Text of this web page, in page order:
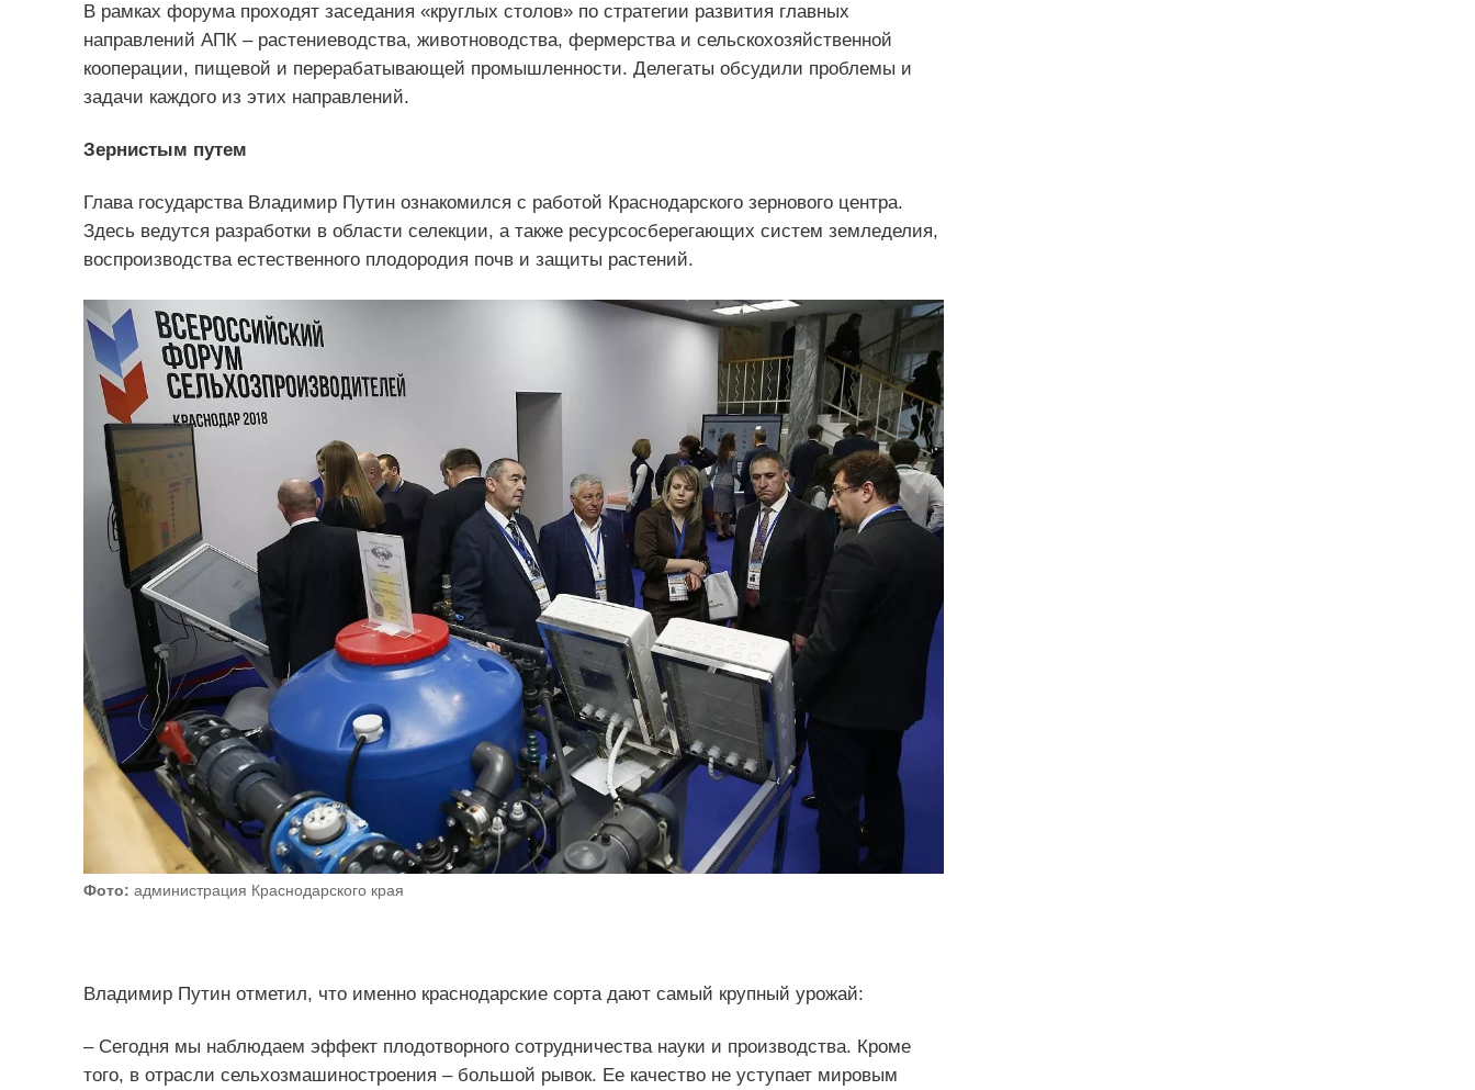
В рамках форума проходят заседания «круглых столов» по стратегии развития главных
направлений АПК – растениеводства, животноводства, фермерства и сельскохозяйственной
кооперации, пищевой и перерабатывающей промышленности. Делегаты обсудили проблемы и
задачи каждого из этих направлений.
Зернистым путем
Глава государства Владимир Путин ознакомился с работой Краснодарского зернового центра.
Здесь ведутся разработки в области селекции, а также ресурсосберегающих систем земледелия,
воспроизводства естественного плодородия почв и защиты растений.
Фото: администрация Краснодарского края
Владимир Путин отметил, что именно краснодарские сорта дают самый крупный урожай:
– Сегодня мы наблюдаем эффект плодотворного сотрудничества науки и производства. Кроме
того, в отрасли сельхозмашиностроения – большой рывок. Ее качество не уступает мировым